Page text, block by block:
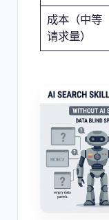
成本（中等
请求量）